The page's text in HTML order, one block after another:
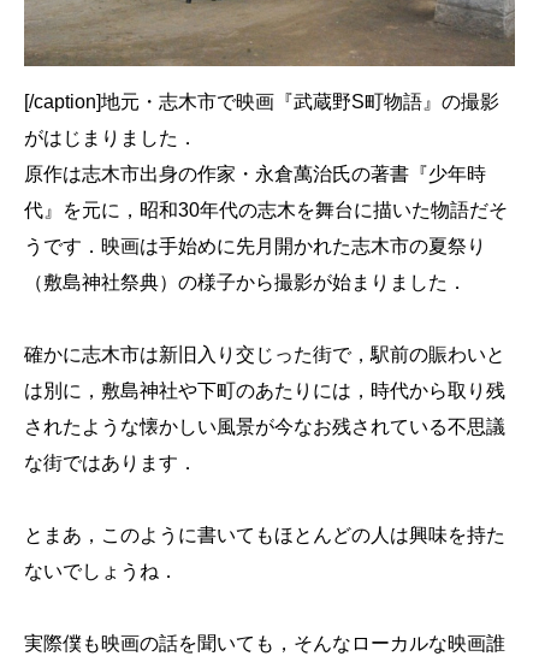
[/caption]地元・志木市で映画『武蔵野S町物語』の撮影
がはじまりました．
原作は志木市出身の作家・永倉萬治氏の著書『少年時
代』を元に，昭和30年代の志木を舞台に描いた物語だそ
うです．映画は手始めに先月開かれた志木市の夏祭り
（敷島神社祭典）の様子から撮影が始まりました．
確かに志木市は新旧入り交じった街で，駅前の賑わいと
は別に，敷島神社や下町のあたりには，時代から取り残
されたような懐かしい風景が今なお残されている不思議
な街ではあります．
とまあ，このように書いてもほとんどの人は興味を持た
ないでしょうね．
実際僕も映画の話を聞いても，そんなローカルな映画誰